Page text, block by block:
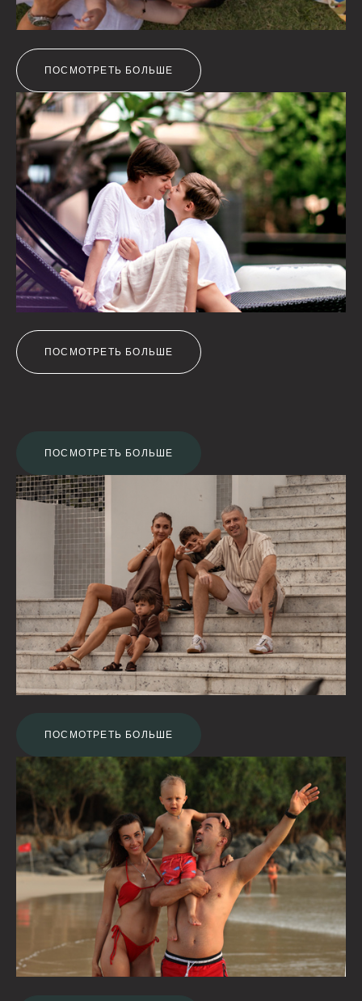
ПОСМОТРЕТЬ БОЛЬШЕ
ПОСМОТРЕТЬ БОЛЬШЕ
ПОСМОТРЕТЬ БОЛЬШЕ
ПОСМОТРЕТЬ БОЛЬШЕ